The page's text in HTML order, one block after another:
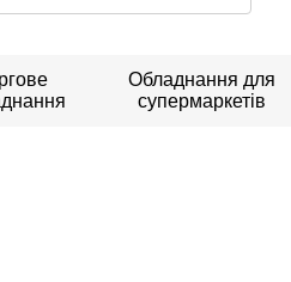
Обладнання для
супермаркетів